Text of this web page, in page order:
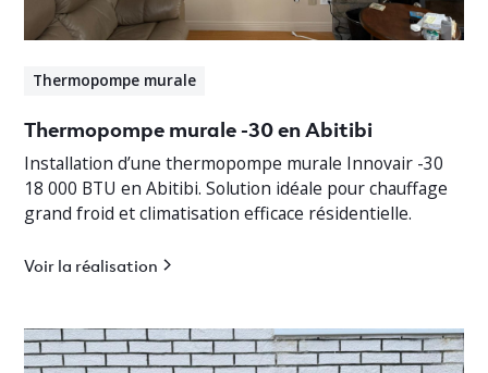
Thermopompe murale
Thermopompe murale -30 en Abitibi
Installation d’une thermopompe murale Innovair -30
18 000 BTU en Abitibi. Solution idéale pour chauffage
grand froid et climatisation efficace résidentielle.
Voir la réalisation